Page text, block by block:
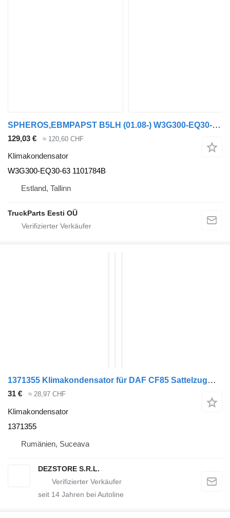
SPHEROS,EBMPAPST B5LH (01.08-) W3G300-EQ30-63 Klimakondensator für Volvo B5LH, B0E (2008-) Bus
129,03 € ≈ 120,60 CHF
Klimakondensator
W3G300-EQ30-63 1101784B
Estland, Tallinn
TruckParts Eesti OÜ
1371355 Klimakondensator für DAF CF85 Sattelzugmaschine
31 € ≈ 28,97 CHF
Klimakondensator
1371355
Rumänien, Suceava
DEZSTORE S.R.L.
seit 14 Jahren bei Autoline